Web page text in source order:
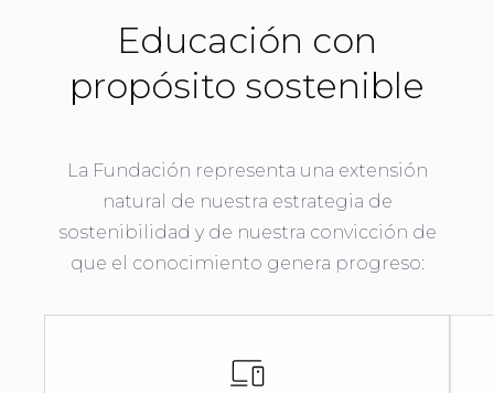
Educación con
propósito sostenible
La Fundación representa una extensión
natural de nuestra estrategia de
sostenibilidad y de nuestra convicción de
que el conocimiento genera progreso: